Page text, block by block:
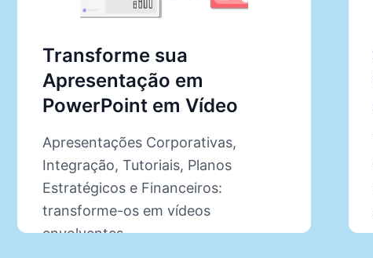
Transforme sua
Apresentação em
PowerPoint em Vídeo
Apresentações Corporativas,
Integração, Tutoriais, Planos
Estratégicos e Financeiros:
transforme-os em vídeos
envolventes